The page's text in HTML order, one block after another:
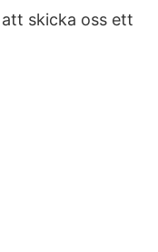
skicka oss ett